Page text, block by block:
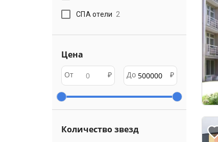
СПА отели 2
Цена
От ₽ До ₽
Количество звезд